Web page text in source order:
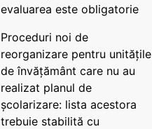
evaluarea este obligatorie
Proceduri noi de
reorganizare pentru unitățile
de învățământ care nu au
realizat planul de
școlarizare: lista acestora
trebuie stabilită cu